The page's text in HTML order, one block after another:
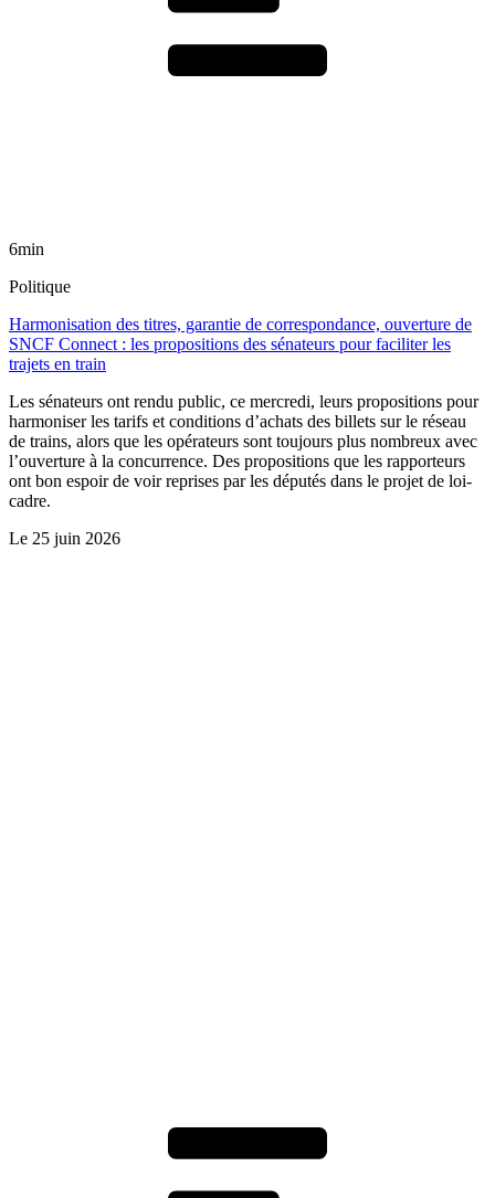
6min
Politique
Harmonisation des titres, garantie de correspondance, ouverture de
SNCF Connect : les propositions des sénateurs pour faciliter les
trajets en train
Les sénateurs ont rendu public, ce mercredi, leurs propositions pour
harmoniser les tarifs et conditions d’achats des billets sur le réseau
de trains, alors que les opérateurs sont toujours plus nombreux avec
l’ouverture à la concurrence. Des propositions que les rapporteurs
ont bon espoir de voir reprises par les députés dans le projet de loi-
cadre.
Le 25 juin 2026